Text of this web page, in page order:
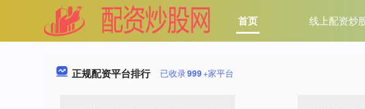
首页 线上配资炒
正规配资平台排行 已收录999+家平台